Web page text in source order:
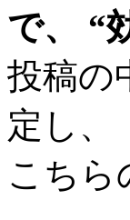
で、 “
投稿の
定し、
こちら